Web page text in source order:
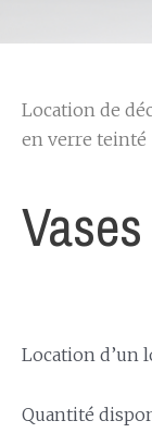
Location de
en verre teinté
Location d’un
Quantité